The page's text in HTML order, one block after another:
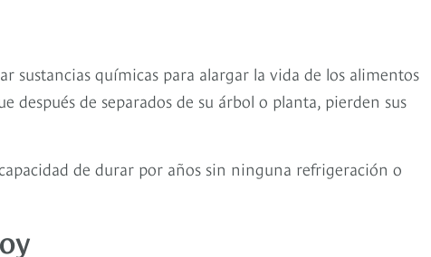
sustancias químicas para alargar la vida de los alimentos
después de separados de su árbol o planta, pierden sus
de durar por años sin ninguna refrigeración o